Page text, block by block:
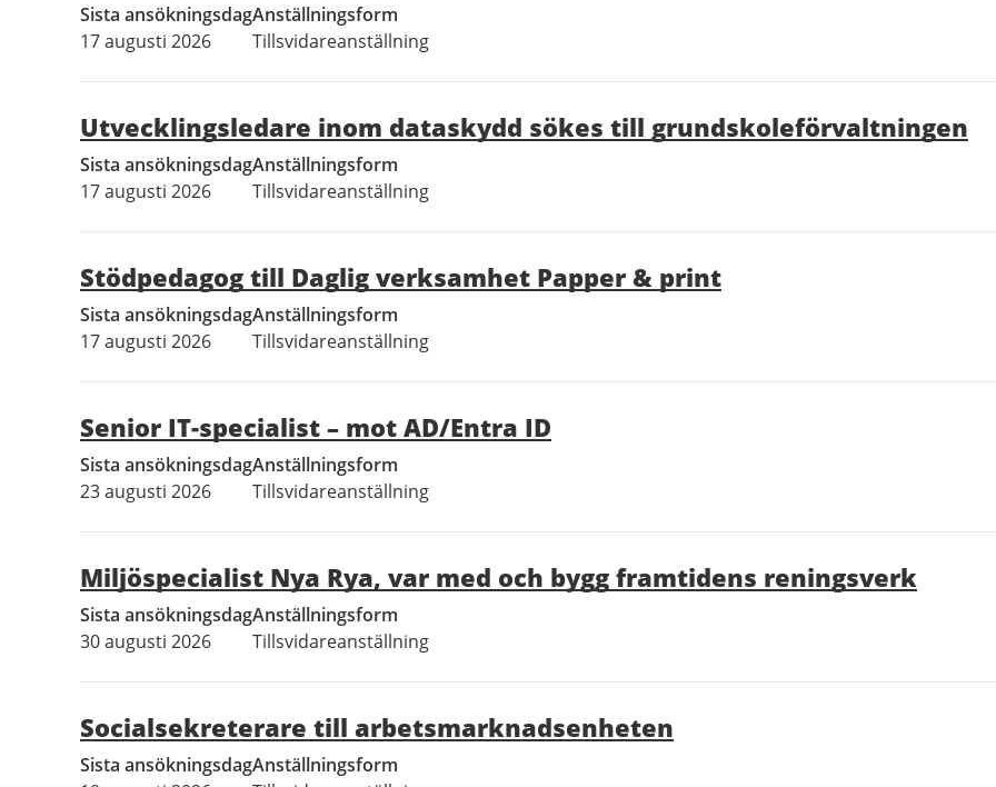
Sista ansökningsdag
17 augusti 2026
Anställningsform
Tillsvidareanställning
Utvecklingsledare inom dataskydd sökes till grundskoleförvaltningen
Sista ansökningsdag
17 augusti 2026
Anställningsform
Tillsvidareanställning
Stödpedagog till Daglig verksamhet Papper & print
Sista ansökningsdag
17 augusti 2026
Anställningsform
Tillsvidareanställning
Senior IT-specialist – mot AD/Entra ID
Sista ansökningsdag
23 augusti 2026
Anställningsform
Tillsvidareanställning
Miljöspecialist Nya Rya, var med och bygg framtidens reningsverk
Sista ansökningsdag
30 augusti 2026
Anställningsform
Tillsvidareanställning
Socialsekreterare till arbetsmarknadsenheten
Sista ansökningsdagAnställningsform